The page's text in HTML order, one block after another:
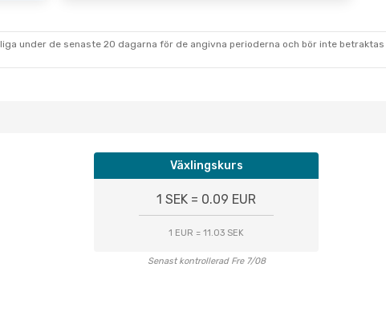
under de senaste 20 dagarna för de angivna perioderna och bör inte
Växlingskurs
1 SEK = 0.09 EUR
1 EUR = 11.03 SEK
Senast kontrollerad Fre 7/08